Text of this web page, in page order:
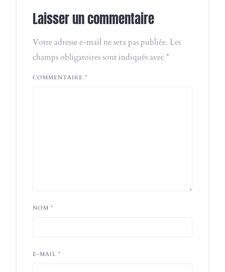
Laisser un commentaire
Votre adresse e-mail ne sera pas publiée. Les
champs obligatoires sont indiqués avec*
COMMENTAIRE *
NOM *
E-MAIL *